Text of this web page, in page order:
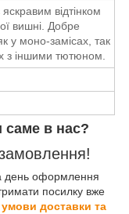
відтінком
вишні. Добре
у моно-замісах, так
з іншими тютюном.
саме в нас?
день оформлення
посилку вже
доставки та